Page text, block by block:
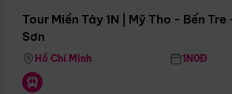
Tour Miền Tây 1N | Mỹ Tho - Bến
Sơn
Hồ Chí Minh 1N0Đ